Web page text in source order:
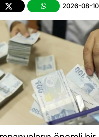
2026-08-